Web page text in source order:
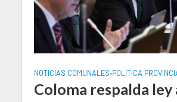
NOTICIAS COMUNALES•POLITICA
Coloma respalda ley